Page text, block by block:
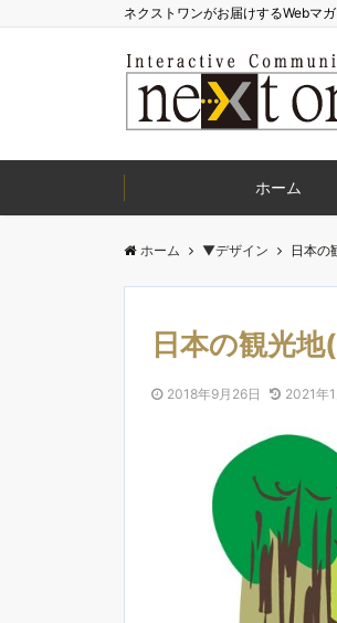
ネクストワンがお届けするWebマガ
ホーム
ホーム ▼デザイン 日本の
日本の観光
2018年9月26日 2021年